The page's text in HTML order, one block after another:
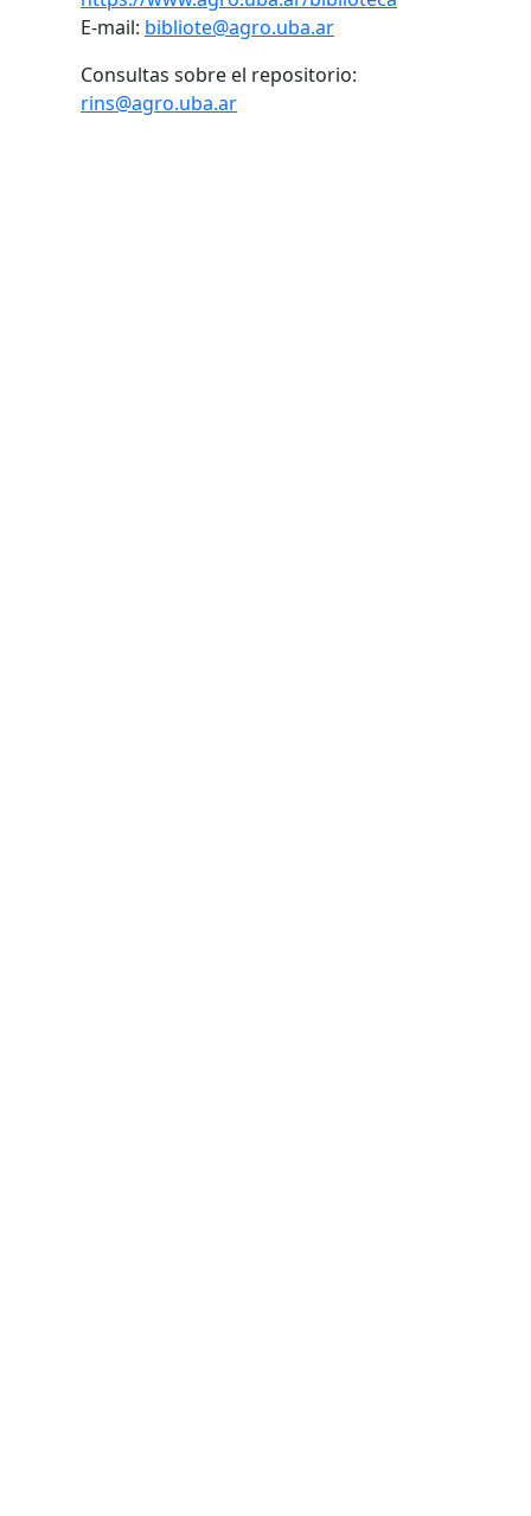
E-mail: bibliote@agro.uba.ar
Consultas sobre el repositorio:
rins@agro.uba.ar